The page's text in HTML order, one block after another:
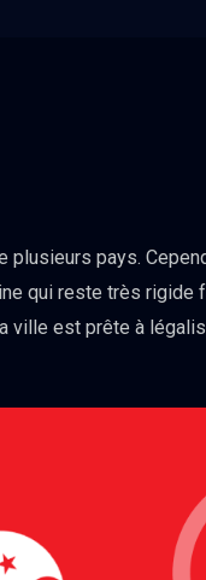
plusieurs pays.
qui reste très
ville est prête à